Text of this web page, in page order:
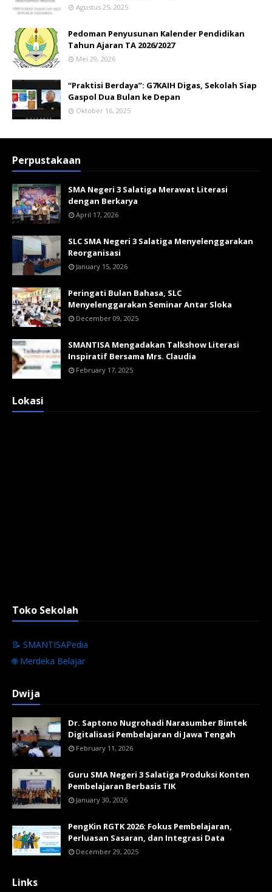
Agustus 25, 2025
Pedoman Penyusunan Kalender Pendidikan
Tahun Ajaran TA 2026/2027
Mei 29, 2026
“Praktisi Berdaya”: G7KAIH Digas, Sekolah Siap
Gaspol Dua Bulan ke Depan
Oktober 16, 2025
Perpustakaan
SMA Negeri 3 Salatiga Merawat Literasi
dengan Berkarya
April 17, 2026
SLC SMA Negeri 3 Salatiga Menyelenggarakan
Reorganisasi
January 15, 2026
Peringati Bulan Bahasa, SLC
Menyelenggarakan Seminar Antar Sloka
December 09, 2025
SMANTISA Mengadakan Talkshow Literasi
Inspiratif Bersama Mrs. Claudia
February 17, 2025
Lokasi
Toko Sekolah
📝 SMANTISAPedia
🌐 Merdeka Belajar
Dwija
Dr. Saptono Nugrohadi Narasumber Bimtek
Digitalisasi Pembelajaran di Jawa Tengah
February 11, 2026
Guru SMA Negeri 3 Salatiga Produksi Konten
Pembelajaran Berbasis TIK
January 30, 2026
PengKin RGTK 2026: Fokus Pembelajaran,
Perluasan Sasaran, dan Integrasi Data
December 29, 2025
Links